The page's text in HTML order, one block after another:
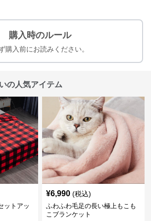
購入時のルール
購入前にお読みください。
の人気アイテム
ットアッ
¥6,990 (税込)
ふわふわ毛足の長い極上もこも
こブランケット